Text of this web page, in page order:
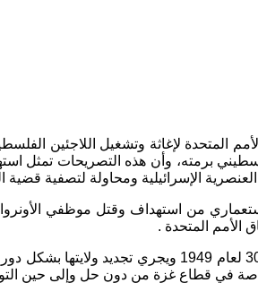
المتحدة لإغاثة وتشغيل اللاجئين
برمته، وأن هذه التصريحات تمثل
الإسرائيلية ومحاولة لتصفية
من استهداف وقتل موظفي
الأمم المتحدة .
لعام 1949 ويجري تجديد ولايتها بشكل
في قطاع غزة من دون حل وإلى حين